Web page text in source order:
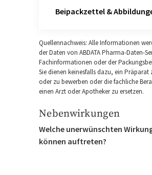
Beipackzettel &
Quellennachweis: Alle Informationen
der Daten von ABDATA Pharma-Daten-
Fachinformationen oder der
Sie dienen keinesfalls dazu, ein Präparat
oder zu bewerben oder die fachliche
einen Arzt oder Apotheker zu ersetzen.
Nebenwirkungen
Welche unerwünschten
können auftreten?